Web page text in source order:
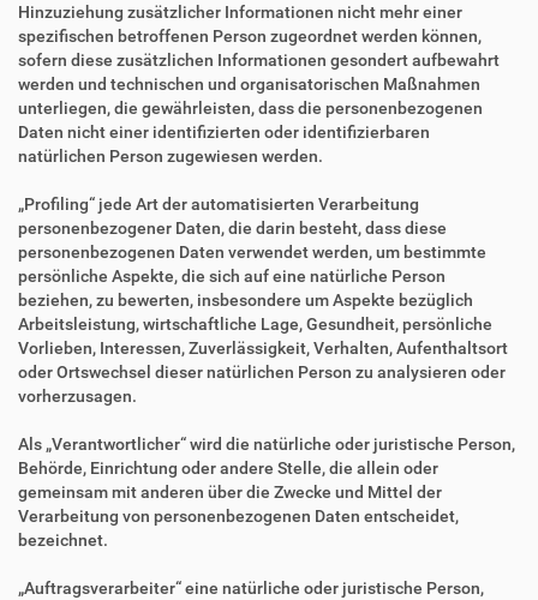
Hinzuziehung zusätzlicher Informationen nicht mehr einer
spezifischen betroffenen Person zugeordnet werden können,
sofern diese zusätzlichen Informationen gesondert aufbewahrt
werden und technischen und organisatorischen Maßnahmen
unterliegen, die gewährleisten, dass die personenbezogenen
Daten nicht einer identifizierten oder identifizierbaren
natürlichen Person zugewiesen werden.
„Profiling“ jede Art der automatisierten Verarbeitung
personenbezogener Daten, die darin besteht, dass diese
personenbezogenen Daten verwendet werden, um bestimmte
persönliche Aspekte, die sich auf eine natürliche Person
beziehen, zu bewerten, insbesondere um Aspekte bezüglich
Arbeitsleistung, wirtschaftliche Lage, Gesundheit, persönliche
Vorlieben, Interessen, Zuverlässigkeit, Verhalten, Aufenthaltsort
oder Ortswechsel dieser natürlichen Person zu analysieren oder
vorherzusagen.
Als „Verantwortlicher“ wird die natürliche oder juristische Person,
Behörde, Einrichtung oder andere Stelle, die allein oder
gemeinsam mit anderen über die Zwecke und Mittel der
Verarbeitung von personenbezogenen Daten entscheidet,
bezeichnet.
„Auftragsverarbeiter“ eine natürliche oder juristische Person,